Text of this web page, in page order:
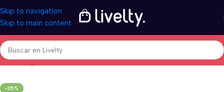
Skip to navigation
Skip to main content
Inicio/Hogar & Decoración/Textiles
-25%